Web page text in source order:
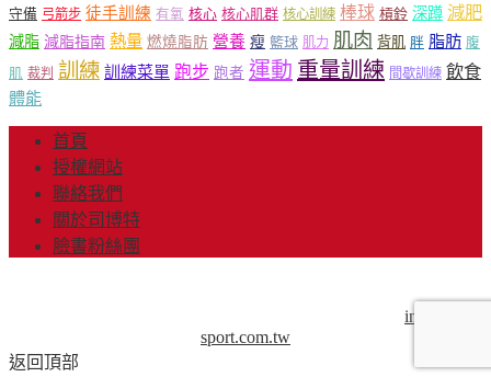
守備 弓箭步 徒手訓練 有氧 核心 核心肌群 核心訓練 棒球 槓鈴 深蹲 減肥
減脂 減脂指南 熱量 燃燒脂肪 營養 瘦 籃球 肌力 肌肉 背肌 胖 脂肪 腹
肌 裁判 訓練 訓練菜單 跑步 跑者 運動 重量訓練 間歇訓練 飲食
體能
首頁
授權網站
聯絡我們
關於司博特
臉書粉絲團
info@mr-
sport.com.tw
返回頂部